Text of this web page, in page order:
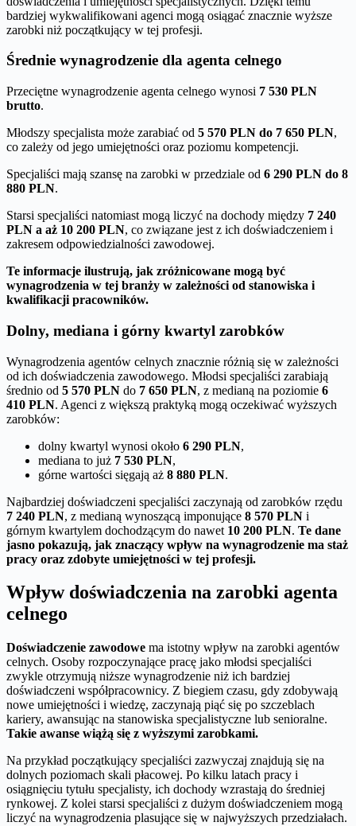
bardziej wykwalifikowani agenci mogą osiągać znacznie wyższe
zarobki niż początkujący w tej profesji.
Średnie wynagrodzenie dla agenta celnego
Przeciętne wynagrodzenie agenta celnego wynosi 7 530 PLN
brutto.
Młodszy specjalista może zarabiać od 5 570 PLN do 7 650 PLN,
co zależy od jego umiejętności oraz poziomu kompetencji.
Specjaliści mają szansę na zarobki w przedziale od 6 290 PLN do 8
880 PLN.
Starsi specjaliści natomiast mogą liczyć na dochody między 7 240
PLN a aż 10 200 PLN, co związane jest z ich doświadczeniem i
zakresem odpowiedzialności zawodowej.
Te informacje ilustrują, jak zróżnicowane mogą być
wynagrodzenia w tej branży w zależności od stanowiska i
kwalifikacji pracowników.
Dolny, mediana i górny kwartyl zarobków
Wynagrodzenia agentów celnych znacznie różnią się w zależności
od ich doświadczenia zawodowego. Młodsi specjaliści zarabiają
średnio od 5 570 PLN do 7 650 PLN, z medianą na poziomie 6
410 PLN. Agenci z większą praktyką mogą oczekiwać wyższych
zarobków:
dolny kwartyl wynosi około 6 290 PLN,
mediana to już 7 530 PLN,
górne wartości sięgają aż 8 880 PLN.
Najbardziej doświadczeni specjaliści zaczynają od zarobków rzędu
7 240 PLN, z medianą wynoszącą imponujące 8 570 PLN i
górnym kwartylem dochodzącym do nawet 10 200 PLN. Te dane
jasno pokazują, jak znaczący wpływ na wynagrodzenie ma staż
pracy oraz zdobyte umiejętności w tej profesji.
Wpływ doświadczenia na zarobki agenta
celnego
Doświadczenie zawodowe ma istotny wpływ na zarobki agentów
celnych. Osoby rozpoczynające pracę jako młodsi specjaliści
zwykle otrzymują niższe wynagrodzenie niż ich bardziej
doświadczeni współpracownicy. Z biegiem czasu, gdy zdobywają
nowe umiejętności i wiedzę, zaczynają piąć się po szczeblach
kariery, awansując na stanowiska specjalistyczne lub senioralne.
Takie awanse wiążą się z wyższymi zarobkami.
Na przykład początkujący specjaliści zazwyczaj znajdują się na
dolnych poziomach skali płacowej. Po kilku latach pracy i
osiągnięciu tytułu specjalisty, ich dochody wzrastają do średniej
rynkowej. Z kolei starsi specjaliści z dużym doświadczeniem mogą
liczyć na wynagrodzenia plasujące się w najwyższych przedziałach.